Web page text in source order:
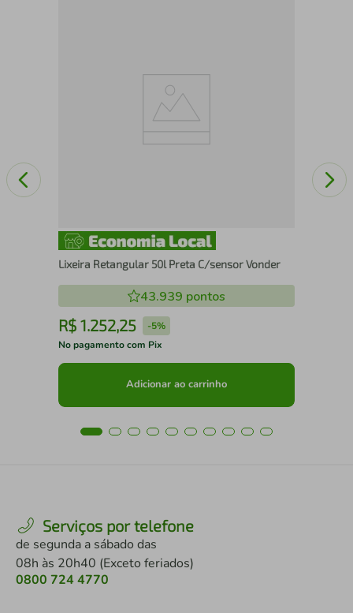
Lixeira Retangular 50l Preta C/sensor Vonder
43.939 pontos
R$ 1.252,25 -5%
No pagamento com Pix
Adicionar ao carrinho
Serviços por telefone
de segunda a sábado das
08h às 20h40 (Exceto feriados)
0800 724 4770